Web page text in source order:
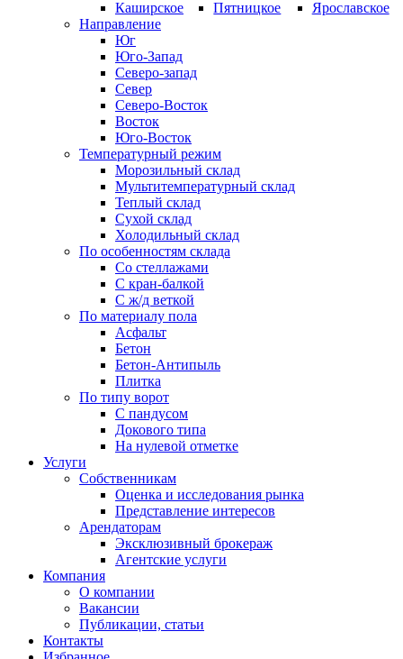
Каширское
Пятницкое
Ярославское
Направление
Юг
Юго-Запад
Северо-запад
Север
Северо-Восток
Восток
Юго-Восток
Температурный режим
Морозильный склад
Мультитемпературный склад
Теплый склад
Сухой склад
Холодильный склад
По особенностям склада
Со стеллажами
С кран-балкой
С ж/д веткой
По материалу пола
Асфальт
Бетон
Бетон-Антипыль
Плитка
По типу ворот
С пандусом
Докового типа
На нулевой отметке
Услуги
Собственникам
Оценка и исследования рынка
Представление интересов
Арендаторам
Эксклюзивный брокераж
Агентские услуги
Компания
О компании
Вакансии
Публикации, статьи
Контакты